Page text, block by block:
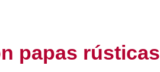
papas rústicas